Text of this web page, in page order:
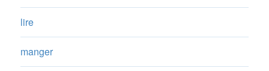
lire
manger